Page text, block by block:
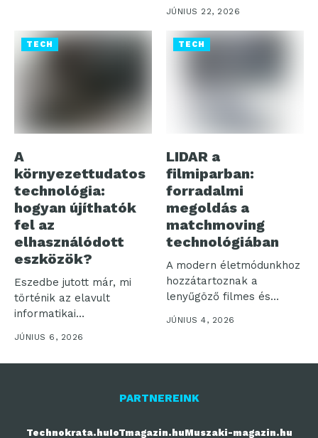
JÚNIUS 22, 2026
TECH
A
környezettudatos
technológia:
hogyan újíthatók
fel az
elhasználódott
eszközök?
Eszedbe jutott már, mi
történik az elavult
informatikai
eszközeiddel? Az inkluzív
JÚNIUS 6, 2026
TECH
LIDAR a
filmiparban:
forradalmi
megoldás a
matchmoving
technológiában
A modern életmódunkhoz
hozzátartoznak a
lenyűgöző filmes és
televíziós produkciók,
aminek következtében...
JÚNIUS 4, 2026
PARTNEREINK
Technokrata.huIoTmagazin.huMuszaki-magazin.hu